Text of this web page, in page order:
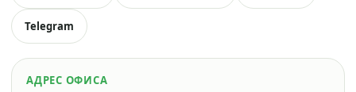
Telegram
АДРЕС ОФИСА